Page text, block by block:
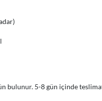
bulunur. 5-8 gün içinde